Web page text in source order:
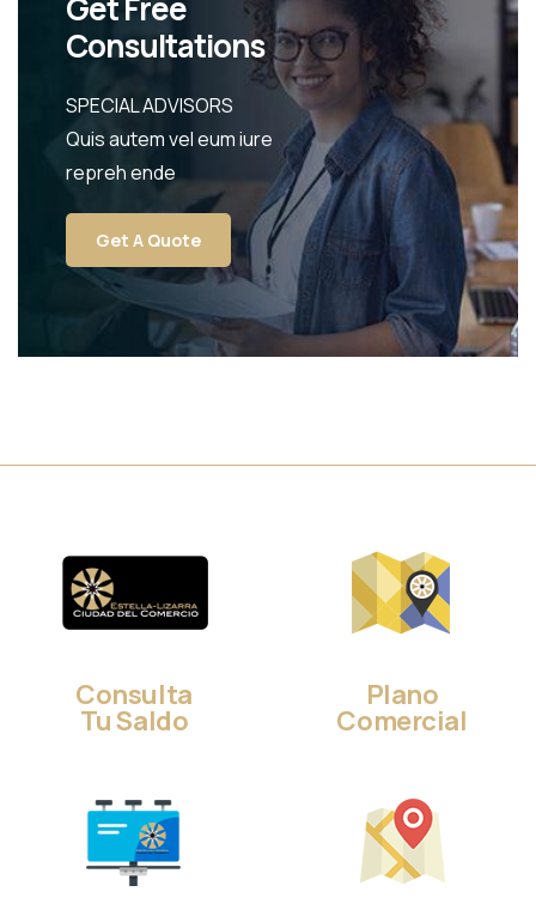
Get Free
Consultations
SPECIAL ADVISORS
Quis autem vel eum iure
repreh ende
Get A Quote
Consulta
Tu Saldo
Plano
Comercial